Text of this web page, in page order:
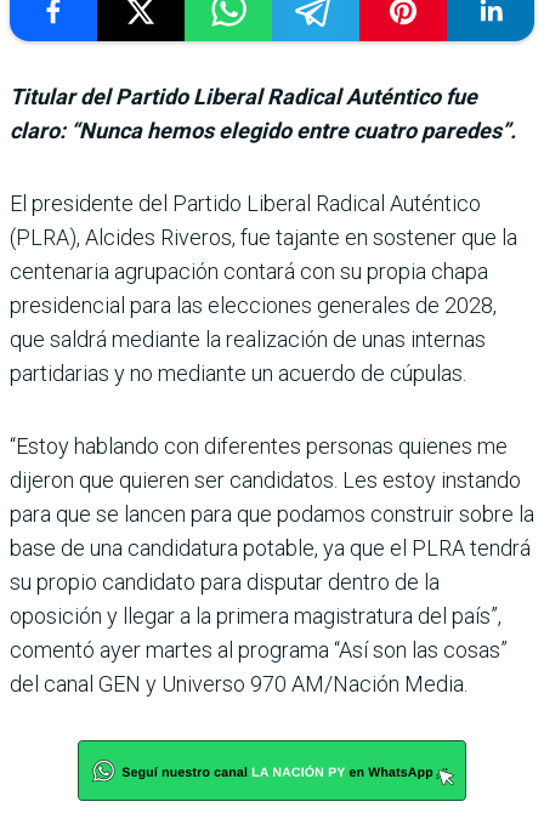
Titular del Partido Liberal Radical Auténtico fue
claro: “Nunca hemos elegido entre cuatro paredes”.
El presidente del Partido Liberal Radical Auténtico
(PLRA), Alcides Riveros, fue tajante en sostener que la
cen­tenaria agrupación contará con su propia chapa
presi­dencial para las elecciones generales de 2028,
que sal­drá mediante la realización de unas internas
partidarias y no mediante un acuerdo de cúpulas.
“Estoy hablando con diferen­tes personas quienes me
dije­ron que quieren ser candida­tos. Les estoy instando
para que se lancen para que poda­mos construir sobre la
base de una candidatura potable, ya que el PLRA tendrá
su pro­pio candidato para disputar dentro de la
oposición y llegar a la primera magistratura del país”,
comentó ayer martes al programa “Así son las cosas”
del canal GEN y Universo 970 AM/Nación Media.